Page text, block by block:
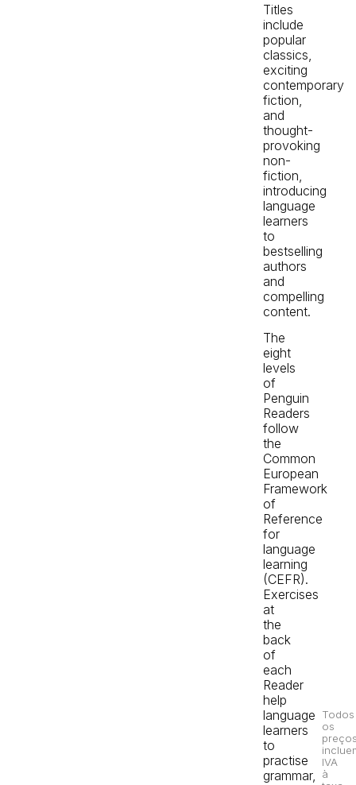
Titles
include
popular
classics,
exciting
contemporary
fiction,
and
thought-
provoking
non-
fiction,
introducing
language
learners
to
bestselling
authors
and
compelling
content.
The
eight
levels
of
Penguin
Readers
follow
the
Common
European
Framework
of
Reference
for
language
learning
(CEFR).
Exercises
at
the
back
of
each
Reader
help
language
learners
to
practise
grammar,
Todos
os
IVA
à